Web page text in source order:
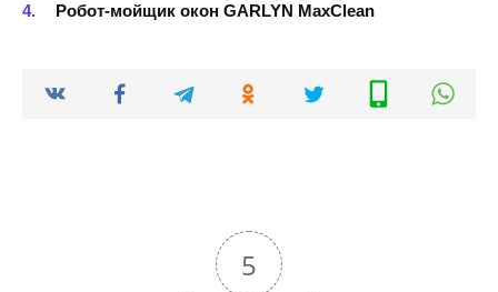
Робот-мойщик окон GARLYN MaxClean
5